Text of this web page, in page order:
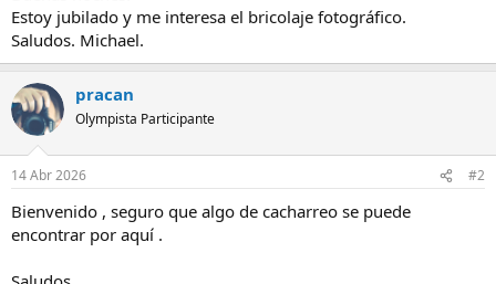
d
e
l
t
e
m
a
i
c
i
o
Estoy jubilado y me interesa el bricolaje fotográfico.
Saludos. Michael.
pracan
Olympista Participante
14 Abr 2026 #2
Bienvenido , seguro que algo de cacharreo se puede
encontrar por aquí .